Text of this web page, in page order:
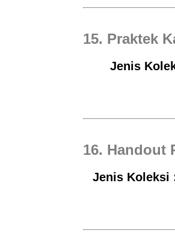
15. Praktek
Jenis
16. Handout
Jenis Koleksi